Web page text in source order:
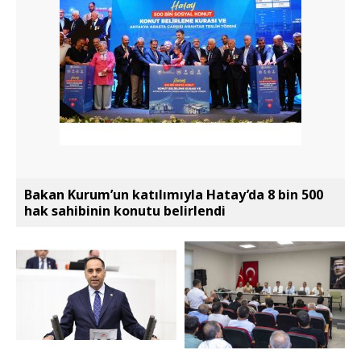
Bakan Kurum’un katılımıyla Hatay’da 8 bin 500
hak sahibinin konutu belirlendi